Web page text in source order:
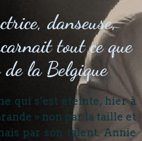
danseuse,
tout ce que
de la Belgique
qui s’est éteinte, hier à
» non par la taille et
par son talent. Annie